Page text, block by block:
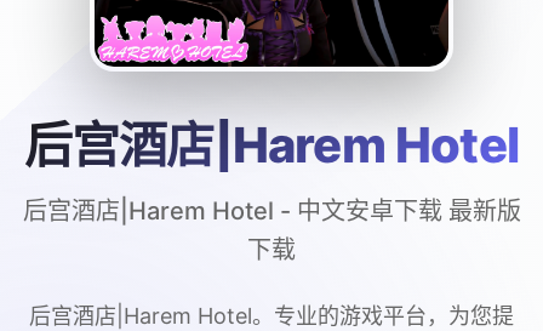
后宫酒店|Harem Hotel
后宫酒店|Harem Hotel - 中文安卓下载 最新版
下载
后宫酒店|Harem Hotel。专业的游戏平台，为您提